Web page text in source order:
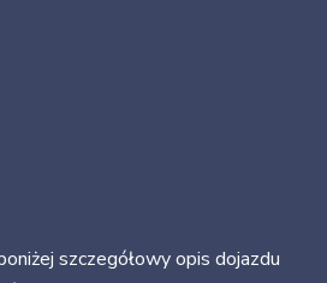
szczegółowy opis dojazdu